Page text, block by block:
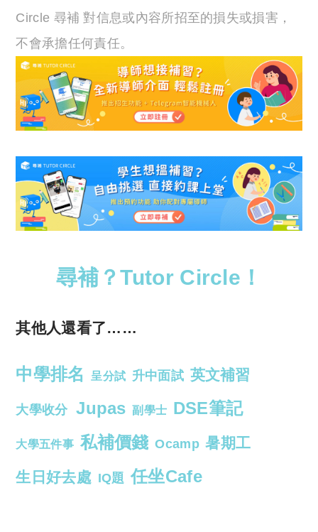
Circle 尋補 對信息或內容所招至的損失或損害，
不會承擔任何責任。
尋補？Tutor Circle！
其他人還看了……
中學排名 呈分試 升中面試 英文補習
大學收分 Jupas 副學士 DSE筆記
大學五件事 私補價錢 Ocamp 暑期工
生日好去處 IQ題 任坐Cafe